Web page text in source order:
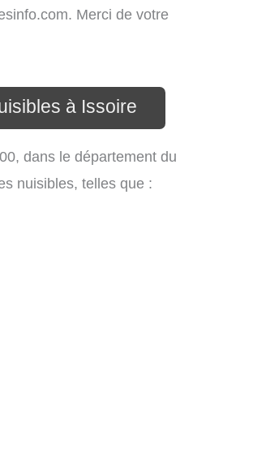
Merci de votre
à Issoire
dans le département du
nuisibles, telles que :